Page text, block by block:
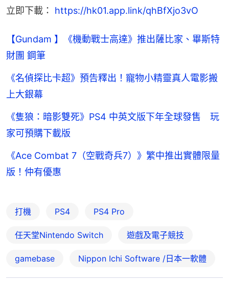
立即下載： https://hk01.app.link/qhBfXjo3vO
【Gundam 】《機動戰士高達》推出薩比家、畢斯特
財團 鋼筆
《名偵探比卡超》預告釋出！寵物小精靈真人電影搬
上大銀幕
《隻狼：暗影雙死》PS4 中英文版下年全球發售 玩
家可預購下載版
《Ace Combat 7（空戰奇兵7）》繁中推出實體限量
版！仲有優惠
打機 PS4 PS4 Pro
任天堂Nintendo Switch 遊戲及電子競技
gamebase Nippon Ichi Software /日本一軟體